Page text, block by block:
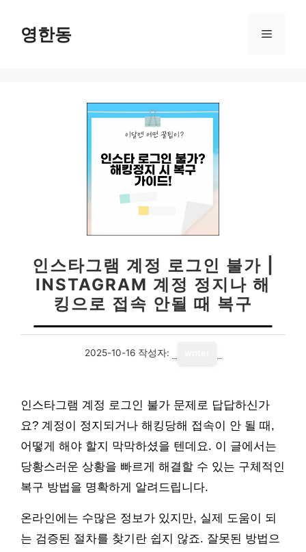
영한동 메
인스타그램 계정 로그인 불가 |
INSTAGRAM 계정 정지나 해
킹으로 접속 안될 때 복구
2025-10-16 작성자:
인스타그램 계정 로그인 불가 문제로 답답하신가
요? 계정이 정지되거나 해킹당해 접속이 안 될 때,
어떻게 해야 할지 막막하셨을 텐데요. 이 글에서는
당황스러운 상황을 빠르게 해결할 수 있는 구체적인
복구 방법을 명확하게 알려드립니다.
온라인에는 수많은 정보가 있지만, 실제 도움이 되
는 검증된 절차를 찾기란 쉽지 않죠. 잘못된 방법으